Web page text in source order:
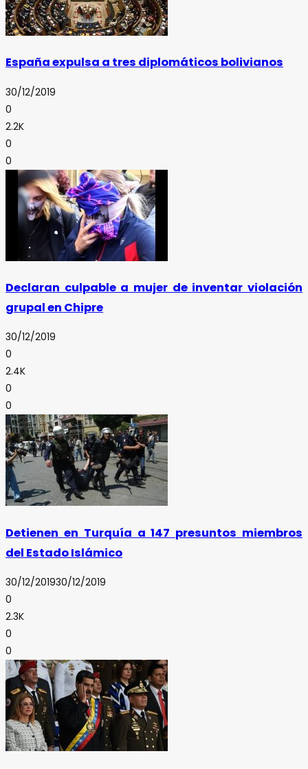
España expulsa a tres diplomáticos bolivianos
30/12/2019
0
2.2K
0
0
Declaran culpable a mujer de inventar violación
grupal en Chipre
30/12/2019
0
2.4K
0
0
Detienen en Turquía a 147 presuntos miembros
del Estado Islámico
30/12/201930/12/2019
0
2.3K
0
0